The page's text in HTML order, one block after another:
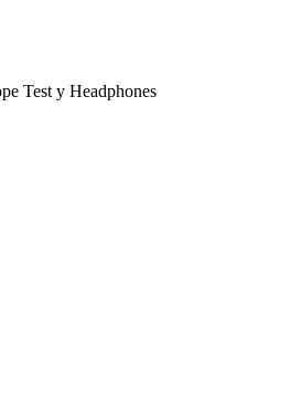
Test y Headphones